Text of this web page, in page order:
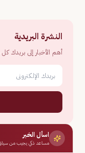
النشرة البريدية
أهم الأخبار إلى بريدك
اسأل الخبر
مساعد ذكي يجيب من